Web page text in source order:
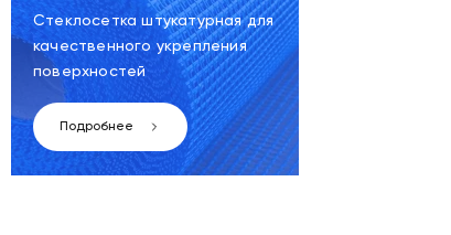
Стеклосетка штукатурная для
качественного укрепления
поверхностей
Подробнее